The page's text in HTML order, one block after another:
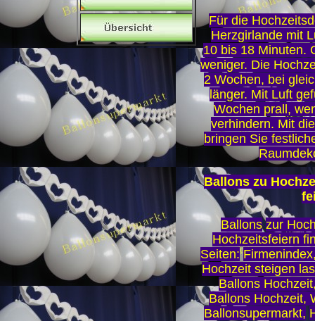
Für die
Herzgirlande mit
10 bis 18 Minuten.
weniger. Die
2 Wochen, bei
länger. Mit Luft
Wochen prall,
verhindern. Mit
bringen Sie
Ballons zu
Ballons zur
Hochzeitsfeiern
Seiten: Firmenindex
Hochzeit steigen
Ballons
Ballons Hochzeit,
Ballonsupermarkt,